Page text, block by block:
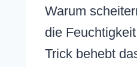
Warum
die
Trick behebt